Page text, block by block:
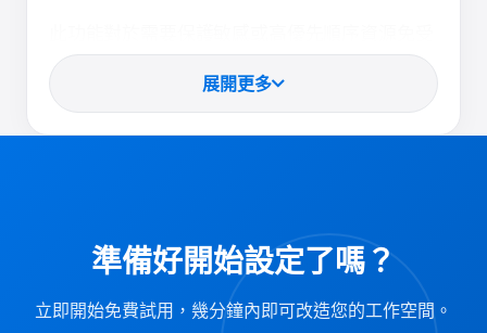
常規訪問的環境特別有用。範例包括：
會議室：限制對特定團隊或部門的訪問。
使用者特定資源預留管理的好處：
安全性：防止未經授權的用戶訪問敏感資
展開更多
準備好開始設定了嗎？
立即開始免費試用，幾分鐘內即可改造您的工作空間。